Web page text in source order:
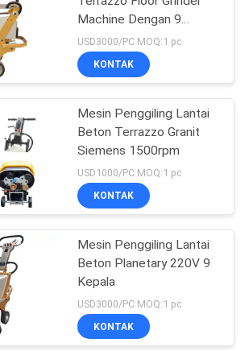
Machine Dengan 9
Kepala
USD3000/PC MOQ:1 pc
KONTAK
Mesin Penggiling Lantai
Beton Terrazzo Granit
Siemens 1500rpm
USD1000/PC MOQ:1 pc
KONTAK
Mesin Penggiling Lantai
Beton Planetary 220V 9
Kepala
USD3000/PC MOQ:1 pc
KONTAK